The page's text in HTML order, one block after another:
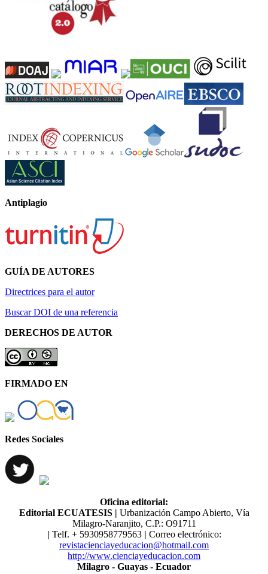
Antiplagio
GUÍA DE AUTORES
Directrices para el autor
Buscar DOI de una referencia
DERECHOS DE AUTOR
FIRMADO EN
Redes Sociales
Oficina editorial:
Editorial ECUATESIS | Urbanización Campo Abierto, Vía
Milagro-Naranjito, C.P.: O91711
| Telf. ​​+ 5930958779563 | Correo electrónico:
revistacienciayeducacion@hotmail.com
http://www.cienciayeducacion.com
Milagro - Guayas - Ecuador